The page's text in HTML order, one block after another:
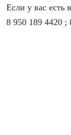
Если у вас есть
8 950 189 4420 ;